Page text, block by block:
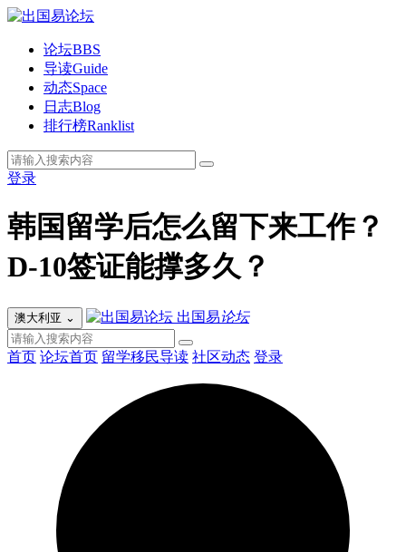
论坛BBS
导读Guide
动态Space
日志Blog
排行榜Ranklist
登录
韩国留学后怎么留下来工作？
D-10签证能撑多久？
澳大利亚 ⌄ 出国易论坛
首页 论坛首页 留学移民导读 社区动态 登录